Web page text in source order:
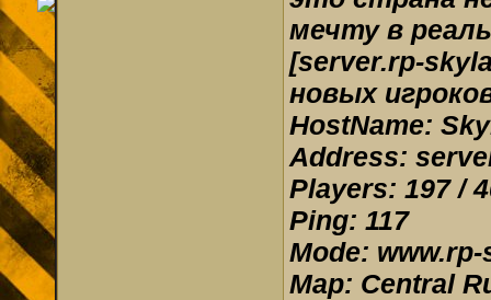
мечту в
[server.rp-
новых
HostName:
Address:
Players: 197 /
Ping: 117
Mode:
Map: Central